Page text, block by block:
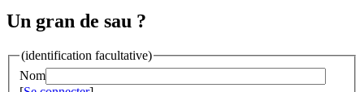
Un gran de sau ?
(identification facultative)
Nom